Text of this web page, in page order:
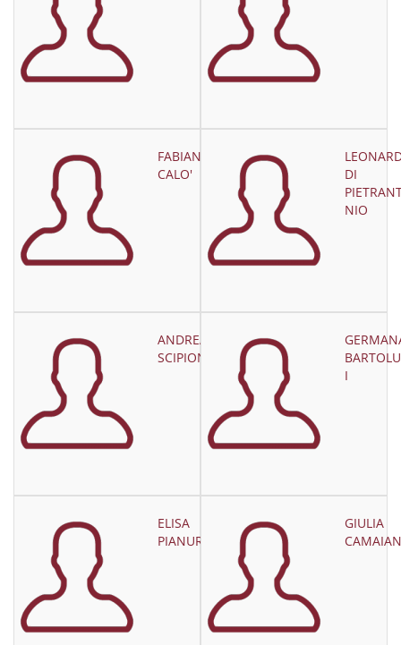
FABIANO
CALO'
DI
NIO
ANDREA
SCIPIONI
I
ELISA
PIANURA
GIULIA